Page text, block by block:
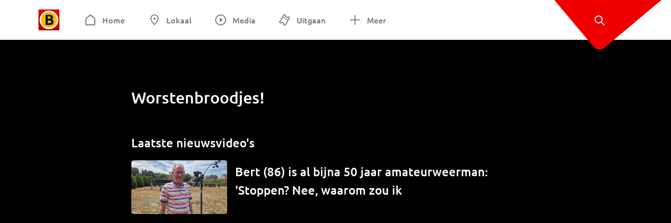
Home Lokaal Media Uitgaan Meer
Worstenbroodjes!
Laatste nieuwsvideo's
Bert (86) is al bijna 50 jaar amateurweerman:
'Stoppen? Nee, waarom zou ik